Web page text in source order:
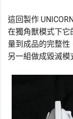
這回製作
在獨角獸模式下它
量到成品的完整
另一組做成毀滅模